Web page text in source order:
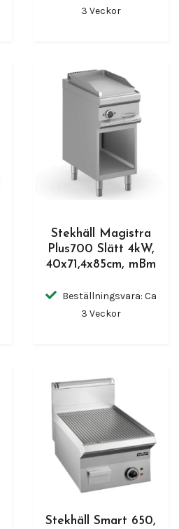
3 Veckor
Stekhäll Magistra
Plus700 Slätt 4kW,
40x71,4x85cm, mBm
Beställningsvara: Ca
3 Veckor
Stekhäll Smart 650,